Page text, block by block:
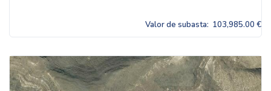
Valor de subasta: 103,985.00 €